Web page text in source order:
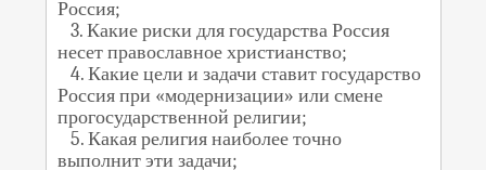
Россия;
3. Какие риски для государства Россия
несет православное христианство;
4. Какие цели и задачи ставит государство
Россия при «модернизации» или смене
прогосударственной религии;
5. Какая религия наиболее точно
выполнит эти задачи;